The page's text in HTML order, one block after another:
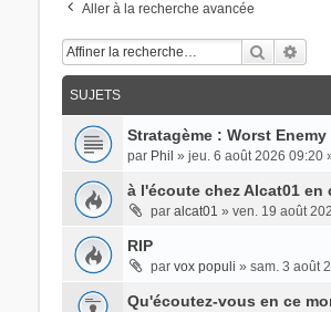
Aller à la recherche avancée
SUJETS
Stratagème : Worst Enemy
par Phil » jeu. 6 août 2026 09:20
à l'écoute chez Alcat01 en
par alcat01 » ven. 19 août
RIP
par vox populi » sam. 3 août
Qu'écoutez-vous en ce